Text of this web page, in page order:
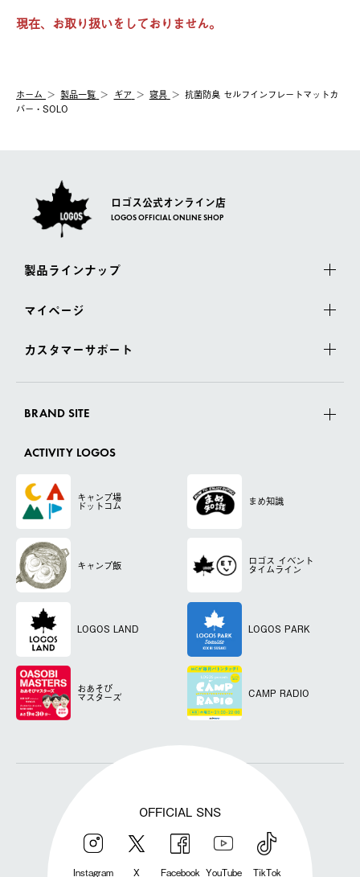
現在、お取り扱いをしておりません。
ホーム 製品⼀覧 ギア 寝具
抗菌防臭 セルフインフレートマットカ
バー・SOLO
ロゴス公式オンライン店
LOGOS OFFICIAL ONLINE SHOP
製品ラインナップ
マイページ
カスタマーサポート
BRAND SITE
ACTIVITY LOGOS
キャンプ場
ドットコム まめ知識
キャンプ飯 ロゴス イベント
タイムライン
LOGOS LAND LOGOS PARK
おあそび
マスターズ CAMP RADIO
OFFICIAL SNS
Instagram X Facebook YouTube TikTok